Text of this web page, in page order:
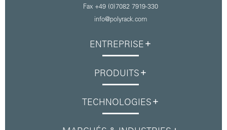
Fax +49 (0)7082 7919-330
info@polyrack.com
ENTREPRISE
PRODUITS
TECHNOLOGIES